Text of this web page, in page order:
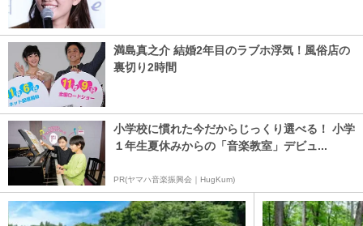
満島真之介 結婚2年目のラブホ浮気！風俗店の
裏切り2時間
小学校に慣れた今だからじっくり選べる！ 小学
１年生夏休みからの「音楽教室」デビュ...
PR(ヤマハ音楽振興会｜HugKum)